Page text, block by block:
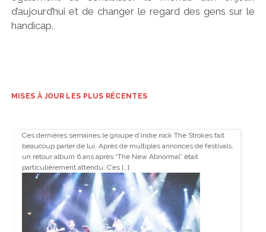
d’aujourd’hui et de changer le regard des gens sur le
handicap.
MISES À JOUR LES PLUS RÉCENTES
Ces dernières semaines le groupe d’indie rock The Strokes fait
beaucoup parler de lui. Après de multiples annonces de festivals,
un retour album 6 ans après “The New Abnormal” était
particulièrement attendu. C’es […]